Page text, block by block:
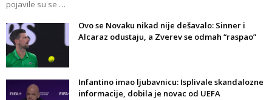
pojavile su se …
Ovo se Novaku nikad nije dešavalo: Sinner i
Alcaraz odustaju, a Zverev se odmah “raspao”
Infantino imao ljubavnicu: Isplivale skandalozne
informacije, dobila je novac od UEFA